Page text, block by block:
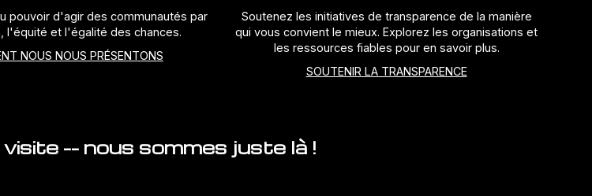
pouvoir d'agir des communautés par
l'équité et l'égalité des chances.
NOUS NOUS PRÉSENTONS
Soutenez les initiatives de transparence de la manière
qui vous convient le mieux. Explorez les organisations et
les ressources fiables pour en savoir plus.
SOUTENIR LA TRANSPARENCE
-- nous sommes juste là !